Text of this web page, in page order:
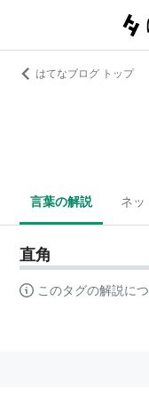
はてなブログ トップ
言葉の解説 ネッ
直角
このタグの解説に